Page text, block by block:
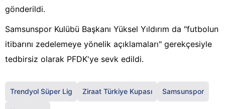
gönderildi.
Samsunspor Kulübü Başkanı Yüksel Yıldırım da "futbolun
itibarını zedelemeye yönelik açıklamaları" gerekçesiyle
tedbirsiz olarak PFDK'ye sevk edildi.
Trendyol Süper Lig Ziraat Türkiye Kupası Samsunspor